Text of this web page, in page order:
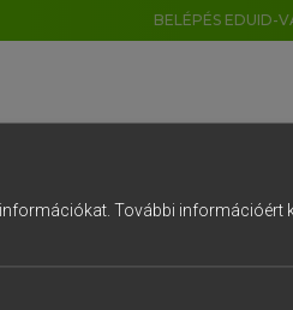
BELÉPÉS EDUID-
szótár
További információért
5 6 7 8 9